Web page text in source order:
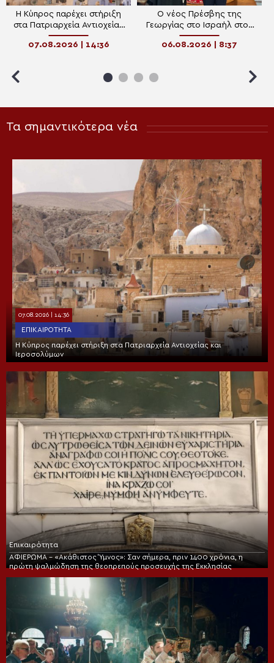
Η Κύπρος παρέχει στήριξη
στα Πατριαρχεία Αντιοχείας
και Ιεροσολύμων
07.08.2026 | 14:36
Ο νέος Πρέσβης της
Γεωργίας στο Ισραήλ στον
Πατριάρχη Ιεροσολύμων
06.08.2026 | 8:37
Τα σημαντικότερα νέα
07.08.2026 | 14:36
ΕΠΙΚΑΙΡΌΤΗΤΑ
Η Κύπρος παρέχει στήριξη στα Πατριαρχεία Αντιοχείας και
Ιεροσολύμων
Επικαιρότητα
ΑΦΙΕΡΩΜΑ – «Ακάθιστος Ύμνος»: Σαν σήμερα, πριν 1400 χρόνια, η
πρώτη ψαλμώδηση της θεοπρεπούς προσευχής της Εκκλησίας